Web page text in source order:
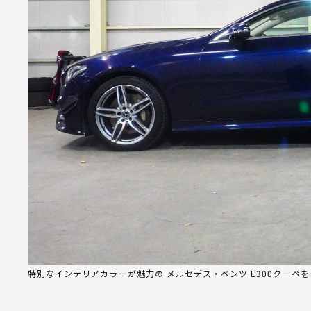
特別なインテリアカラーが魅力の メルセデス・ベンツ E300クーペ